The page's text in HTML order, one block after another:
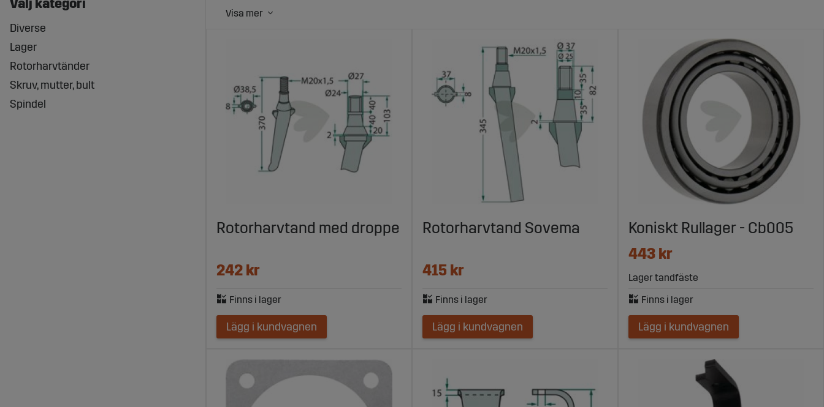
Välj kategori
Diverse
Lager
Rotorharvtänder
Skruv, mutter, bult
Spindel
Rotorkultivator – effektiv jordförbättring och bearbetning
roterande arbetsmetod säkerställer den en djup och jämn jordbearbetning, vilket hjälper till att bevara fukt och näring i marken.
Oavsett om du odlar spannmål, grönsaker eller vall är en rotorkultivator ett värdefullt tillskott till din maskinpark.
Rotorharv för traktor – anpassad för olika jordtyper
En rotorharv för traktor är en flexibel lösning som kan anpassas efter olika jordförhållanden och odlingsbehov. Med rätt rotorharv
kan du effektivisera ditt arbete och skapa optimala förutsättningar för en hög skörd. Vi erbjuder rotorharvar från välkända
tillverkare, utformade för att ge lång hållbarhet och hög prestanda i alla typer av jordbruksmiljöer.
Rotorkultivator för traktor – slitstarka redskap för lantbruket
Att investera i en rotorkultivator för traktor innebär att du får ett slitstarkt och effektivt redskap för att förbereda jorden inför sådd.
Med rätt modell kan du spara både tid och bränsle samtidigt som du får en jämnare jordstruktur. Hos oss hittar du ett brett utbud av
Rotorharvtand med droppe
242 kr
Lägg i kundvagnen
Rotorharvtand Sovema
415 kr
Lägg i kundvagnen
Koniskt Rullager - Cb005
443 kr
Lager tandfäste
Lägg i kundvagnen